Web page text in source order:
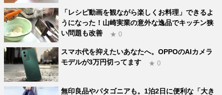
「レシピ動画を観ながら楽しくお料理」できるよ
うになった！山崎実業の意外な逸品でキッチン狭
い問題も改善
★ 0
スマホ代を抑えたいあなたへ。OPPOのAIカメラ
モデルが3万円切ってます
★ 0
無印良品やパタゴニアも。1泊2日に便利な「大き